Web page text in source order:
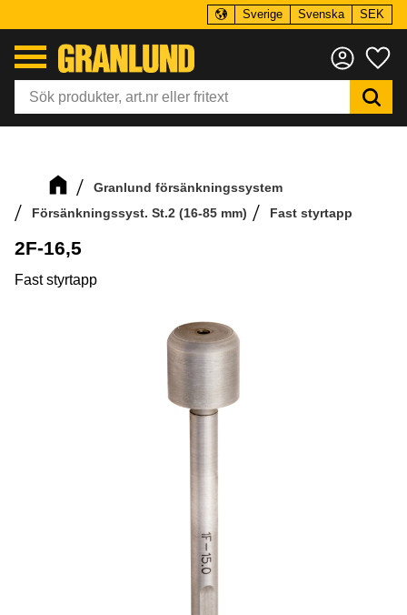
Sverige Svenska SEK
Granlund försänkningssystem
Försänkningssyst. St.2 (16-85 mm)
Fast styrtapp
2F-16,5
Fast styrtapp